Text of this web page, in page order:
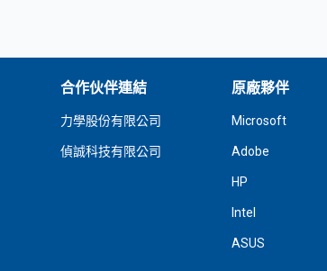
合作伙伴連結
力學股份有限公司
偵誠科技有限公司
原廠夥伴
Microsoft
Adobe
HP
Intel
ASUS